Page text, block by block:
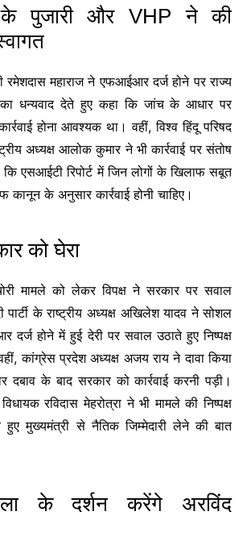
के पुजारी और VHP ने की
रमेशदास महाराज ने एफआईआर दर्ज होने पर राज्य
धन्यवाद देते हुए कहा कि जांच के आधार पर
होना आवश्यक था। वहीं, विश्व हिंदू परिषद
अध्यक्ष आलोक कुमार ने भी कार्रवाई पर संतोष
एसआईटी रिपोर्ट में जिन लोगों के खिलाफ सबूत
के अनुसार कार्रवाई होनी चाहिए।
को घेरा
मामले को लेकर विपक्ष ने सरकार पर सवाल
पार्टी के राष्ट्रीय अध्यक्ष अखिलेश यादव ने सोशल
दर्ज होने में हुई देरी पर सवाल उठाते हुए निष्पक्ष
कांग्रेस प्रदेश अध्यक्ष अजय राय ने दावा किया
दबाव के बाद सरकार को कार्रवाई करनी पड़ी।
रविदास मेहरोत्रा ने भी मामले की निष्पक्ष
मुख्यमंत्री से नैतिक जिम्मेदारी लेने की बात
के दर्शन करेंगे अरविंद